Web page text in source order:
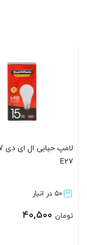
سیم افشان۱×۱
شهریار
۵۰ در انبار
تومان۸۰,۰۰۰